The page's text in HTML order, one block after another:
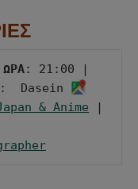
ΩΡΑ
Dasein
& Anime